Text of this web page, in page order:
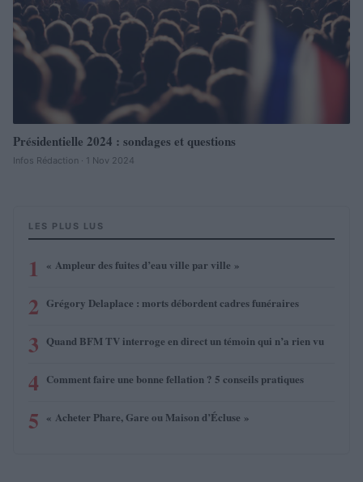
Présidentielle 2024 : sondages et questions
Infos Rédaction · 1 Nov 2024
LES PLUS LUS
1 « Ampleur des fuites d’eau ville par ville »
2 Grégory Delaplace : morts débordent cadres funéraires
3 Quand BFM TV interroge en direct un témoin qui n’a rien vu
4 Comment faire une bonne fellation ? 5 conseils pratiques
5 « Acheter Phare, Gare ou Maison d’Écluse »